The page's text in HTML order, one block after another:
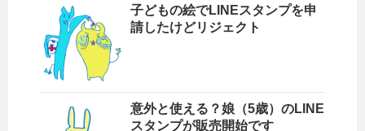
子どもの絵でLINEスタンプを申
請したけどリジェクト
意外と使える？娘（5歳）のLINE
スタンプが販売開始です